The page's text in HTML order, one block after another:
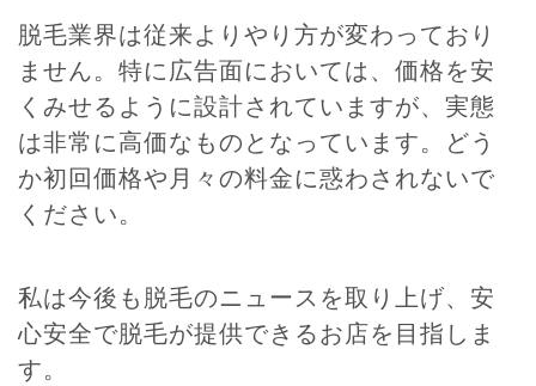
脱毛業界は従来よりやり方が変わっており
ません。特に広告面においては、価格を安
くみせるように設計されていますが、実態
は非常に高価なものとなっています。どう
か初回価格や月々の料金に惑わされないで
ください。
私は今後も脱毛のニュースを取り上げ、安
心安全で脱毛が提供できるお店を目指しま
す。